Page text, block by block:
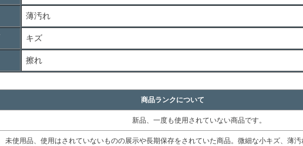
薄汚れ
キズ
擦れ
商品ランクについて
新品、一度も使用されていない商品です。
未使用品、使用はされていないものの展示や長期保存をされていた商品。微細な小キズ、薄汚